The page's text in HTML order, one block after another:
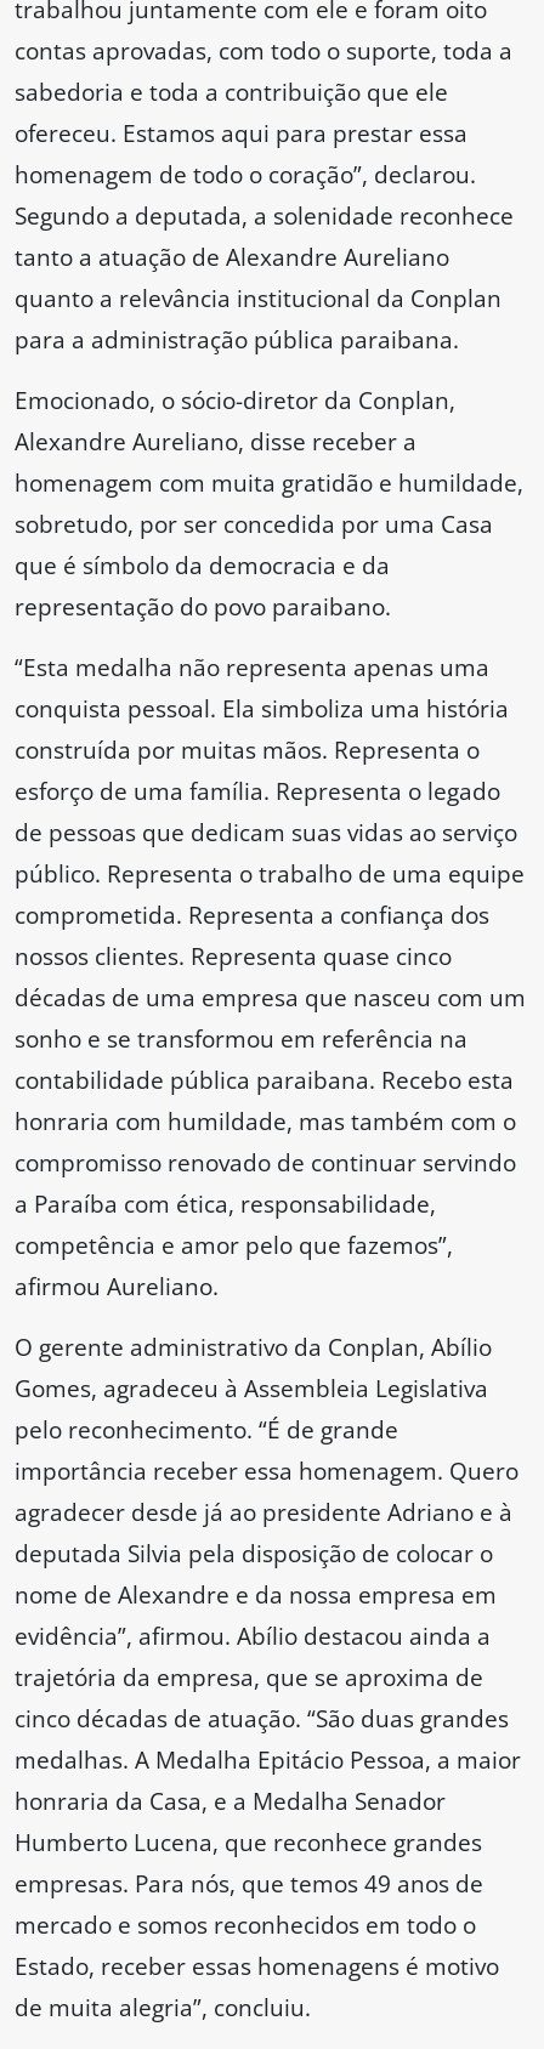
trabalhou juntamente com ele e foram oito
contas aprovadas, com todo o suporte, toda a
sabedoria e toda a contribuição que ele
ofereceu. Estamos aqui para prestar essa
homenagem de todo o coração”, declarou.
Segundo a deputada, a solenidade reconhece
tanto a atuação de Alexandre Aureliano
quanto a relevância institucional da Conplan
para a administração pública paraibana.
Emocionado, o sócio-diretor da Conplan,
Alexandre Aureliano, disse receber a
homenagem com muita gratidão e humildade,
sobretudo, por ser concedida por uma Casa
que é símbolo da democracia e da
representação do povo paraibano.
“Esta medalha não representa apenas uma
conquista pessoal. Ela simboliza uma história
construída por muitas mãos. Representa o
esforço de uma família. Representa o legado
de pessoas que dedicam suas vidas ao serviço
público. Representa o trabalho de uma equipe
comprometida. Representa a confiança dos
nossos clientes. Representa quase cinco
décadas de uma empresa que nasceu com um
sonho e se transformou em referência na
contabilidade pública paraibana. Recebo esta
honraria com humildade, mas também com o
compromisso renovado de continuar servindo
a Paraíba com ética, responsabilidade,
competência e amor pelo que fazemos”,
afirmou Aureliano.
O gerente administrativo da Conplan, Abílio
Gomes, agradeceu à Assembleia Legislativa
pelo reconhecimento. “É de grande
importância receber essa homenagem. Quero
agradecer desde já ao presidente Adriano e à
deputada Silvia pela disposição de colocar o
nome de Alexandre e da nossa empresa em
evidência”, afirmou. Abílio destacou ainda a
trajetória da empresa, que se aproxima de
cinco décadas de atuação. “São duas grandes
medalhas. A Medalha Epitácio Pessoa, a maior
honraria da Casa, e a Medalha Senador
Humberto Lucena, que reconhece grandes
empresas. Para nós, que temos 49 anos de
mercado e somos reconhecidos em todo o
Estado, receber essas homenagens é motivo
de muita alegria”, concluiu.